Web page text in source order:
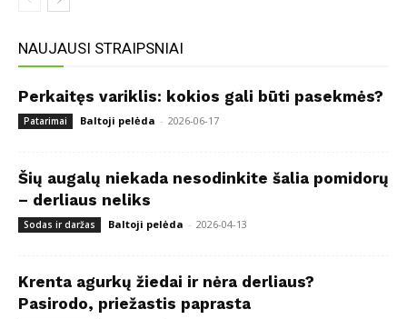
NAUJAUSI STRAIPSNIAI
Perkaitęs variklis: kokios gali būti pasekmės?
Patarimai Baltoji pelėda - 2026-06-17
Šių augalų niekada nesodinkite šalia pomidorų
– derliaus neliks
Sodas ir daržas Baltoji pelėda - 2026-04-13
Krenta agurkų žiedai ir nėra derliaus?
Pasirodo, priežastis paprasta